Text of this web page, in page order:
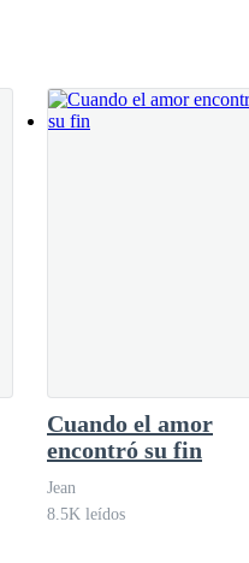
Cuando el amor
encontró su fin
Jean
8.5K leídos